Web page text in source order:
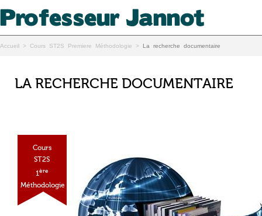
Accueil > Cours ST2S Premiere Méthodologie > La recherche documentaire
LA RECHERCHE DOCUMENTAIRE
Cours
ST2S
1ère
Méthodologie